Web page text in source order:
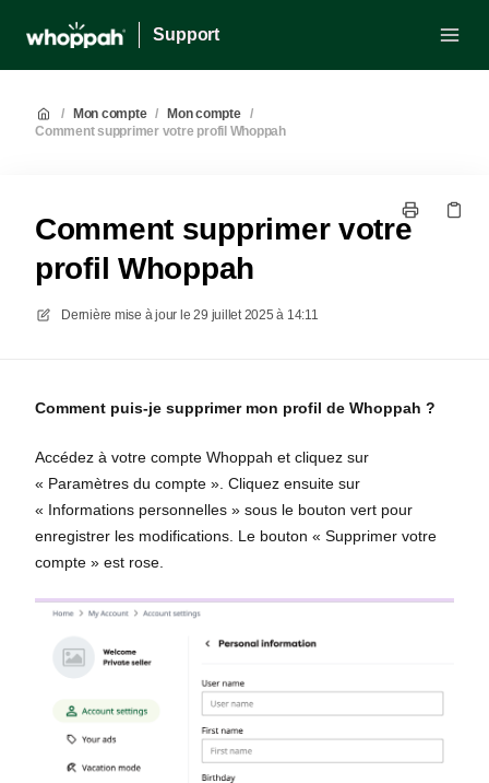
Support
/ Mon compte / Mon compte /
Comment supprimer votre profil Whoppah
Comment supprimer votre
profil Whoppah
Dernière mise à jour le 29 juillet 2025 à 14:11
Comment puis-je supprimer mon profil de Whoppah ?
Accédez à votre compte Whoppah et cliquez sur
« Paramètres du compte ». Cliquez ensuite sur
« Informations personnelles » sous le bouton vert pour
enregistrer les modifications. Le bouton « Supprimer votre
compte » est rose.